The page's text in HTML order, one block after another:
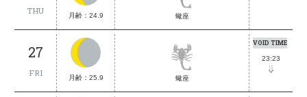
THU 月齢：24.9 蠍座
27
FRI 月齢：25.9 蠍座
VOID TIME
23:23